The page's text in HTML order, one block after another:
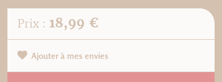
Prix : 18,99 €
Ajouter à mes envies